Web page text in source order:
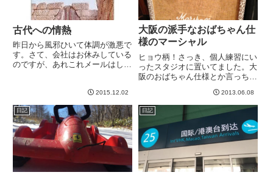
古代への情熱
昨日から風邪ひいて体調が激悪で
す。さて、会社はお休みしている
のですが、あれこれメールはしな
すw今日はおとなしくこの本でも
読んでるか。。。シュリーマンの
自伝です。何回か読んでるので
す...
2015.12.02
大阪の派手なおばちゃん仕
様のマーシャル
ヒョウ柄！さっき、個人練習にい
ったスタジオに置いてました。大
阪のおばちゃん仕様とか言っちゃ
で嫌いじゃないな、とw ８０年
代ハードロックな雰囲気しませ
ん？ いやまあ自分では買いませ
んけどね＾＾；今日は再び気合い
で...
2013.06.08
日記 日記